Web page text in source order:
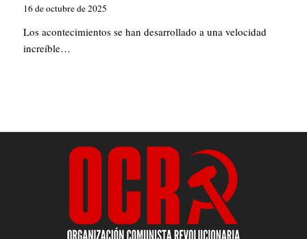
16 de octubre de 2025
Los acontecimientos se han desarrollado a una velocidad
increíble…